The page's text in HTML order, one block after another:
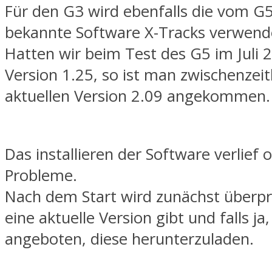
Für den G3 wird ebenfalls die vom
bekannte Software X-Tracks
Hatten wir beim Test des G5 im Juli
Version 1.25, so ist man
aktuellen Version 2.09 angekommen.
Das installieren der Software verlief
Probleme.
Nach dem Start wird zunächst
eine aktuelle Version gibt und falls
angeboten, diese herunterzuladen.